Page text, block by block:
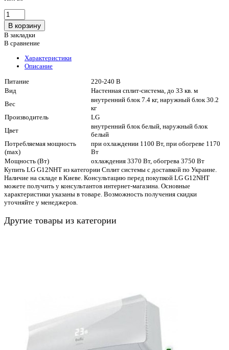
В закладки
В сравнение
Характеристики
Описание
Питание
220-240 В
Вид
Настенная сплит-система, до 33 кв. м
Вес
внутренний блок 7.4 кг, наружный блок 30.2
кг
Производитель
LG
Цвет
внутренний блок белый, наружный блок
белый
Потребляемая мощность
(max)
при охлаждении 1100 Вт, при обогреве 1170
Вт
Мощность (Вт)
охлаждения 3370 Вт, обогрева 3750 Вт
Купить LG G12NHT из категории Сплит системы с доставкой по Украине.
Наличие на складе в Киеве. Консультацию перед покупкой LG G12NHT
можете получить у консультантов интернет-магазина. Основные
характеристики указаны в товаре. Возможность получения скидки
уточняйте у менеджеров.
Другие товары из категории